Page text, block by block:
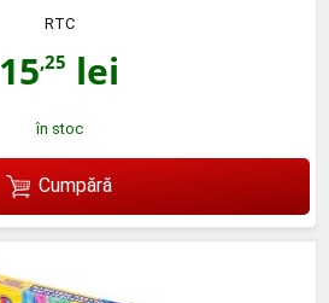
RTC
15,25 lei
în stoc
Cumpără